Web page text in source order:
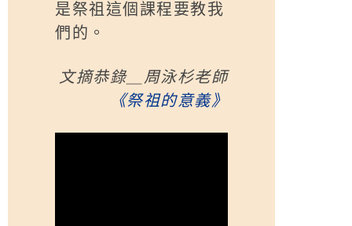
是祭祖這個課程要教我
們的。
文摘恭錄＿周泳杉老師
《祭祖的意義》